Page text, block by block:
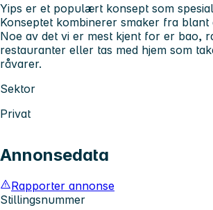
Yips er et populært konsept som
Konseptet kombinerer smaker fra
Noe av det vi er mest kjent for er bao,
restauranter eller tas med hjem som
råvarer.
Sektor
Privat
Annonsedata
Rapporter annonse
Stillingsnummer